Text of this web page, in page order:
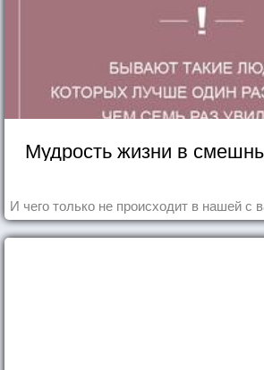
Мудрость жизни в
И чего только не происходит в нашей с